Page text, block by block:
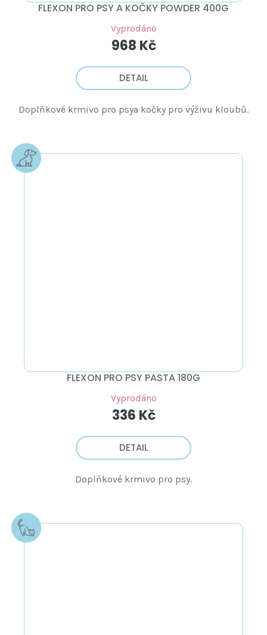
FLEXON PRO PSY A KOČKY POWDER 400G
Vyprodáno
968 Kč
DETAIL
Doplňkové krmivo pro psya kočky pro výživu kloubů.
FLEXON PRO PSY PASTA 180G
Vyprodáno
336 Kč
DETAIL
Doplňkové krmivo pro psy.